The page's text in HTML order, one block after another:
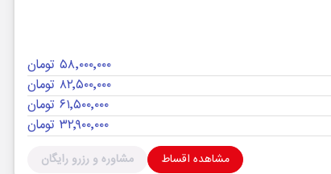
۵۸٬۰۰۰٬۰۰۰ تومان
۸۲٬۵۰۰٬۰۰۰ تومان
۶۱٬۵۰۰٬۰۰۰ تومان
۳۲٬۹۰۰٬۰۰۰ تومان
مشاهده اقساط مشاوره و رزرو رایگان